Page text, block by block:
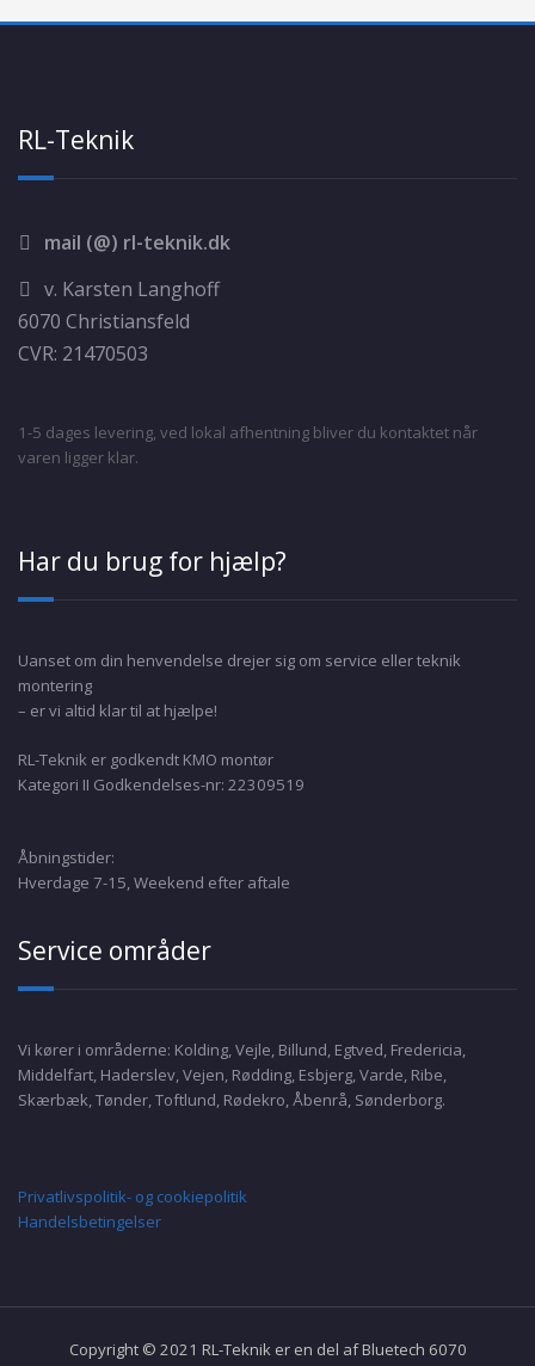
RL-Teknik
mail (@) rl-teknik.dk
v. Karsten Langhoff
6070 Christiansfeld
CVR: 21470503
1-5 dages levering, ved lokal afhentning bliver du kontaktet når
varen ligger klar.
Har du brug for hjælp?
Uanset om din henvendelse drejer sig om service eller teknik
montering
– er vi altid klar til at hjælpe!
RL-Teknik er godkendt KMO montør
Kategori II Godkendelses-nr: 22309519
Åbningstider:
Hverdage 7-15, Weekend efter aftale
Service områder
Vi kører i områderne: Kolding, Vejle, Billund, Egtved, Fredericia,
Middelfart, Haderslev, Vejen, Rødding, Esbjerg, Varde, Ribe,
Skærbæk, Tønder, Toftlund, Rødekro, Åbenrå, Sønderborg.
Privatlivspolitik- og cookiepolitik
Handelsbetingelser
Copyright © 2021 RL-Teknik er en del af Bluetech 6070